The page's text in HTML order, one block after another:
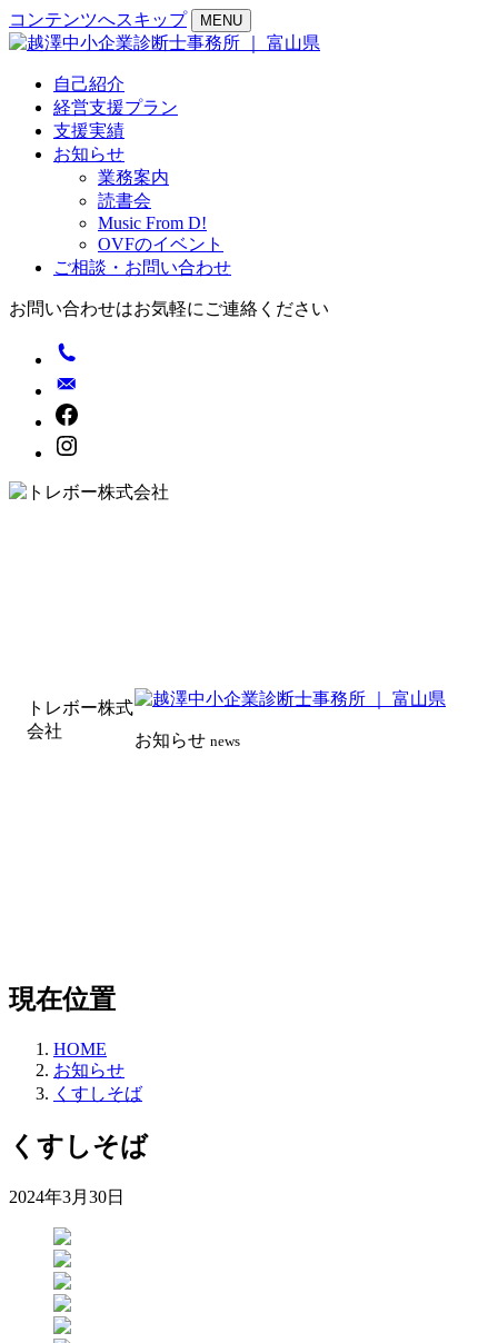
コンテンツへスキップ MENU
自己紹介
経営支援プラン
支援実績
お知らせ
業務案内
読書会
Music From D!
OVFのイベント
ご相談・お問い合わせ
お問い合わせはお気軽にご連絡ください
トレボー株式
会社
お知らせ news
現在位置
HOME
お知らせ
くすしそば
くすしそば
2024年3月30日